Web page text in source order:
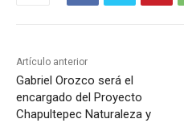
Artículo anterior
Gabriel Orozco será el
encargado del Proyecto
Chapultepec Naturaleza y